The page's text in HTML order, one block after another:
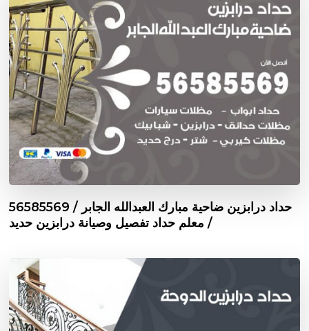
حداد درابزين ضاحية مبارك العبدالله الجابر / 56585569
/ معلم حداد تفصيل وصيانة درابزين حديد